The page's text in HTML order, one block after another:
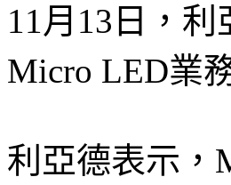
11月13日，
Micro LED業
利亞德表示，